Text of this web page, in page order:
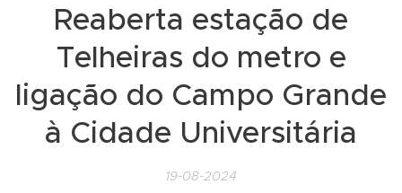
Reaberta estação de
Telheiras do metro e
ligação do Campo Grande
à Cidade Universitária
19-08-2024